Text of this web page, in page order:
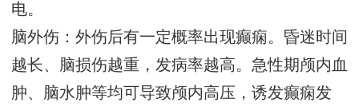
电。
脑外伤：外伤后有一定概率出现癫痫。昏迷时间
越长、脑损伤越重，发病率越高。急性期颅内血
肿、脑水肿等均可导致颅内高压，诱发癫痫发